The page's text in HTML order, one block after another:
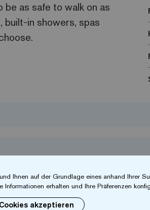
be as safe to walk on as
built-in showers, spas
Ihnen auf der Grundlage eines anhand Ihrer
erhalten und Ihre Präferenzen
Cookies akzeptieren